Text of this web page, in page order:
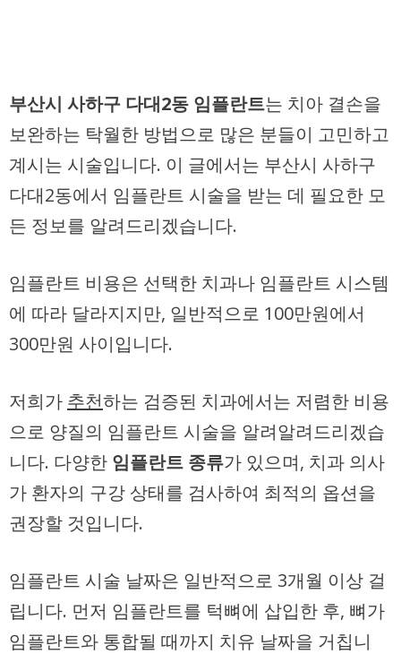
부산시 사하구 다대2동 임플란트는 치아 결손을
보완하는 탁월한 방법으로 많은 분들이 고민하고
계시는 시술입니다. 이 글에서는 부산시 사하구
다대2동에서 임플란트 시술을 받는 데 필요한 모
든 정보를 알려드리겠습니다.
임플란트 비용은 선택한 치과나 임플란트 시스템
에 따라 달라지지만, 일반적으로 100만원에서
300만원 사이입니다.
저희가 추천하는 검증된 치과에서는 저렴한 비용
으로 양질의 임플란트 시술을 알려알려드리겠습
니다. 다양한 임플란트 종류가 있으며, 치과 의사
가 환자의 구강 상태를 검사하여 최적의 옵션을
권장할 것입니다.
임플란트 시술 날짜은 일반적으로 3개월 이상 걸
립니다. 먼저 임플란트를 턱뼈에 삽입한 후, 뼈가
임플란트와 통합될 때까지 치유 날짜을 거칩니